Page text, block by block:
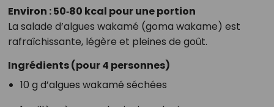
Environ : 50‑80 kcal pour une portion
La salade d’algues wakamé (goma wakame) est
rafraîchissante, légère et pleines de goût.
Ingrédients (pour 4 personnes)
10 g d’algues wakamé séchées